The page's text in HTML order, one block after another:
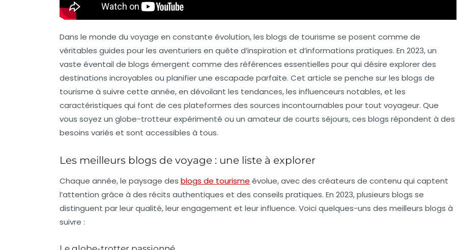
Dans le monde du voyage en constante évolution, les blogs de tourisme se posent comme de
véritables guides pour les aventuriers en quête d’inspiration et d’informations pratiques. En 2023, un
vaste éventail de blogs émergent comme des références essentielles pour qui désire explorer des
destinations incroyables ou planifier une escapade parfaite. Cet article se penche sur les blogs de
tourisme à suivre cette année, en dévoilant les tendances, les influenceurs notables, et les
caractéristiques qui font de ces plateformes des sources incontournables pour tout voyageur. Que
vous soyez un globe-trotteur expérimenté ou un amateur de courts séjours, ces blogs répondent à des
besoins variés et sont accessibles à tous.
Les meilleurs blogs de voyage : une liste à explorer
Chaque année, le paysage des blogs de tourisme évolue, avec des créateurs de contenu qui captent
l’attention grâce à des récits authentiques et des conseils pratiques. En 2023, plusieurs blogs se
distinguent par leur qualité, leur engagement et leur influence. Voici quelques-uns des meilleurs blogs à
suivre :